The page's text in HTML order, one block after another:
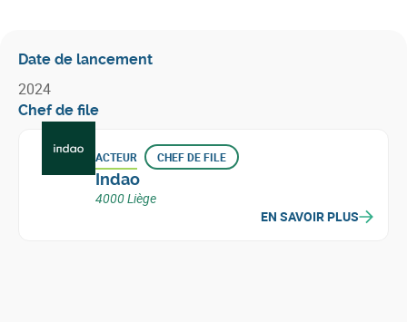
Date de lancement
2024
Chef de file
ACTEUR CHEF DE FILE
Indao
4000 Liège
EN SAVOIR PLUS